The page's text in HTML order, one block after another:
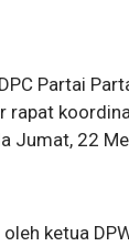
Partai
rapat
Jumat, 22
ketua